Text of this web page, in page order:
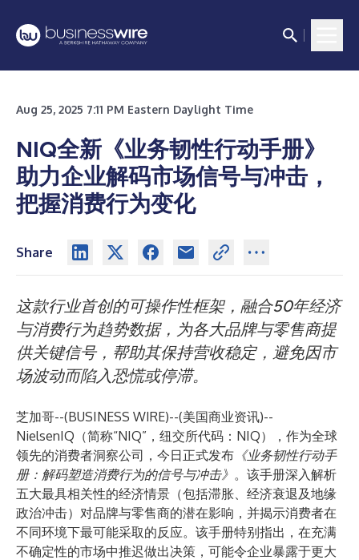
Aug 25, 2025 7:11 PM Eastern Daylight Time
NIQ全新《业务韧性行动手册》
助力企业解码市场信号与冲击，
把握消费行为变化
Share
这款行业首创的可操作性框架，融合50年经济
与消费行为趋势数据，为各大品牌与零售商提
供关键信号，帮助其保持营收稳定，避免因市
场波动而陷入恐慌或停滞。
芝加哥--(BUSINESS WIRE)--(美国商业资讯)--
NielsenIQ（简称“NIQ”，纽交所代码：NIQ），作为全球
领先的消费者洞察公司，今日正式发布 《业务韧性行动手
册：解码塑造消费行为的信号与冲击》 。该手册深入解析
五大最具相关性的经济情景（包括滞胀、经济衰退及地缘
政治冲击）对品牌与零售商的潜在影响，并揭示消费者在
不同环境下最可能采取的反应。该手册特别指出，在充满
不确定性的市场中推迟做出决策，可能令企业暴露于更大